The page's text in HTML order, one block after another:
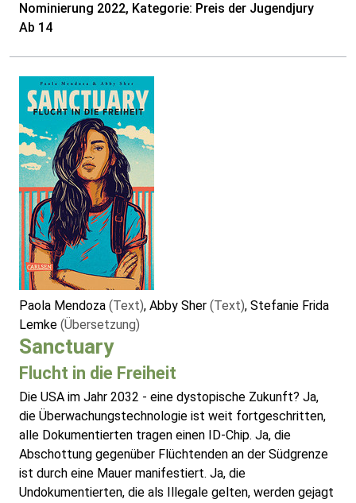
Nominierung 2022, Kategorie: Preis der Jugendjury
Ab 14
Paola Mendoza (Text), Abby Sher (Text), Stefanie Frida
Lemke (Übersetzung)
Sanctuary
Flucht in die Freiheit
Die USA im Jahr 2032 - eine dystopische Zukunft? Ja,
die Überwachungstechnologie ist weit fortgeschritten,
alle Dokumentierten tragen einen ID-Chip. Ja, die
Abschottung gegenüber Flüchtenden an der Südgrenze
ist durch eine Mauer manifestiert. Ja, die
Undokumentierten, die als Illegale gelten, werden gejagt